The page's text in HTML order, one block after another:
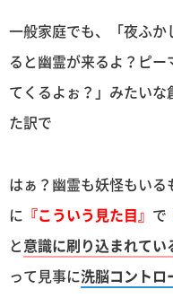
一般家庭でも、「夜ふ
ると幽霊が来るよ？ピ
てくるよぉ？」みたい
た訳で
はぁ？幽霊も妖怪もい
に 『こういう見た目』 で
と意識に刷り込まれてい
って見事に洗脳コントロ